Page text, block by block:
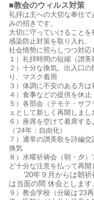
■教会のウィルス対策
礼拝は主への大切な奉仕
みの招きです。
大切に守っていけること
感染防止対策を取り入れ、
社会情勢に照らしつつ対応
１）礼拝時間の短縮（讃美
２）十分な換気、出入口
り、マスク着用
３）体調に不安のある方
４）食事などの提供を休止
５）各部会（テモテ・サ
ェとして新しく再開しまし
６）座席を空けて着席す
（’24年：自由化）
７）通常の讃美歌を詩編
換気
８）水曜祈祷会（朝・夕
ど十分な注意を払って再開
’20年９月からは朝祈
は当面の間 休会とします
９）教会学校（分級は’23